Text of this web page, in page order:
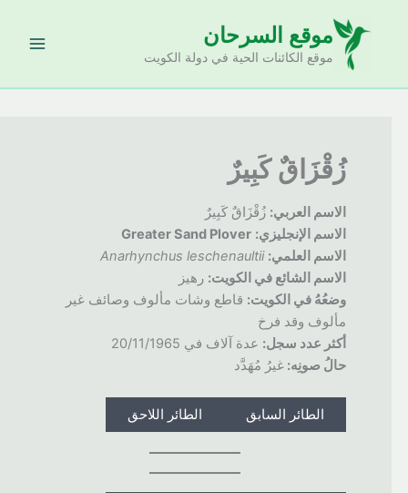
موقع السرحان
موقع الكائنات الحية في دولة الكويت
زُقْزَاقٌ كَبِيرٌ
الاسم العربي:زُقْزَاقٌ كَبِيرٌ
الاسم الإنجليزي: Greater Sand Plover
الاسم العلمي: Anarhynchus leschenaultii
الاسم الشائع في الكويت:رهيز
وضعُهُفي الكويت:قاطع وشات مألوف وصائف غير
مألوف وقد فرخ
أكثر عدد سجل:عدة آلاف في 20/11/1965
حالُ صونِه: غيرُ مُهَدَّد
الطائر السابق الطائر اللاحق